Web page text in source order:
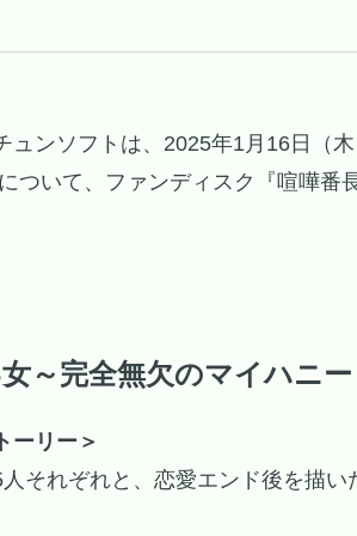
ュンソフトは、2025年1月16日（
ついて、ファンディスク『喧嘩
女～完全無欠のマイハニ
ーリー＞
それぞれと、恋愛エンド後を描い